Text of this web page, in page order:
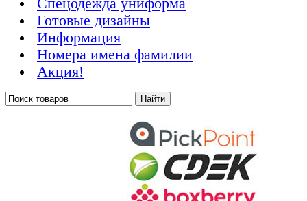
Cпецодежда униформа
Готовые дизайны
Информация
Номера имена фамилии
Акция!